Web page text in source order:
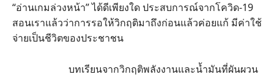
“อ่านเกมล่วงหน้า” ได้ดีเพียงใด ประสบการณ์จากโควิด-19
สอนเราแล้วว่าการรอให้วิกฤติมาถึงก่อนแล้วค่อยแก้ มีค่าใช้
จ่ายเป็นชีวิตของประชาชน
บทเรียนจากวิกฤติพลังงานและน้ำมันที่ผันผวน